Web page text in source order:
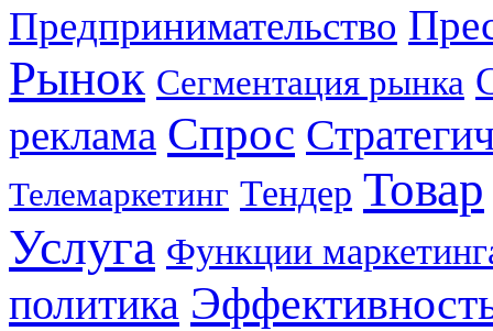
Предпринимательство
Рынок Сегментация рынка
реклама Спрос
Телемаркетинг Тендер Товар
Услуга Функции
политика